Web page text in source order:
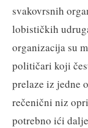
svakovrsnih
lobističkih
organizacija su
političari koji
prelaze iz jedne
rečenični niz
potrebno ići